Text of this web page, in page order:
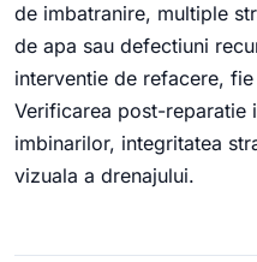
de imbatranire, multiple
de apa sau defectiuni
interventie de refacere,
Verificarea post-reparatie
imbinarilor, integritatea
vizuala a drenajului.